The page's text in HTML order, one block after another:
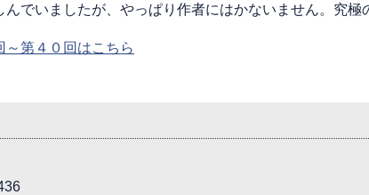
でいましたが、やっぱり作者にはかないません。究極
～第４０回はこちら